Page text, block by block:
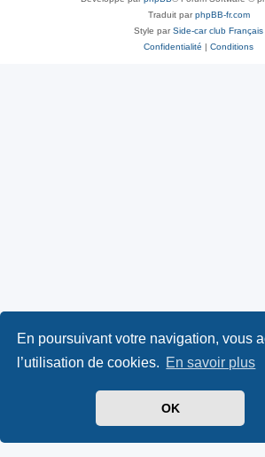
En poursuivant votre navigation, vous
l’utilisation de cookies. En savoir plus
OK
Traduit parphpBB-fr.com
Style parSide-car club Français
Confidentialité | Conditions